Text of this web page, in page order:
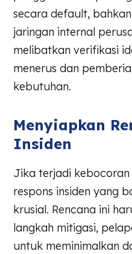
secara default,
jaringan internal
melibatkan verifikasi
menerus dan
kebutuhan.
Menyiapkan
Insiden
Jika terjadi
respons insiden yang
krusial. Rencana ini
langkah mitigasi,
untuk meminimalkan